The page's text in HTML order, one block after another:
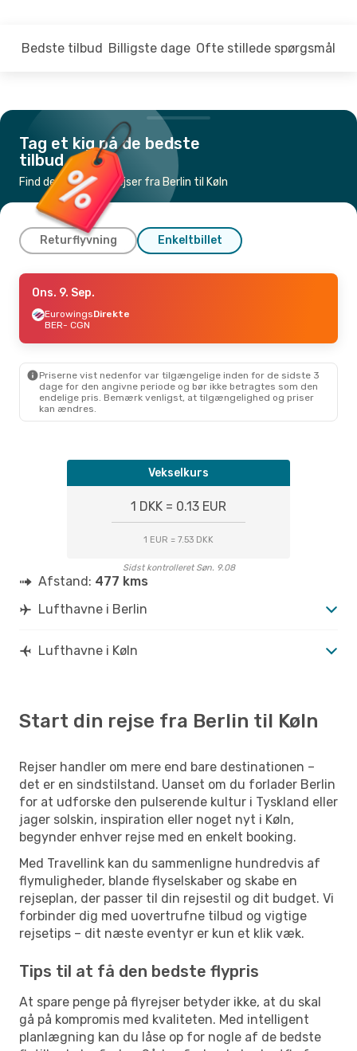
Bedste tilbud Billigste dage Ofte stillede spørgsmål
Tag et kig på de bedste
tilbud
Find de billigste flyrejser fra Berlin til Køln
Returflyvning Enkeltbillet
Lør. 12. Sep.
EurowingsDirekte
BER- CGN
CGN- BER
Fre. 28. Aug.- Man. 31. Aug.
Eurowings
- Lør. 26. Sep.
Direkte
Ons. 9. Sep.
EurowingsDirekte
BER- CGN
Priserne vist nedenfor var tilgængelige inden for de sidste 3
dage for den angivne periode og bør ikke betragtes som den
endelige pris. Bemærk venligst, at tilgængelighed og priser
kan ændres.
Vekselkurs
1 DKK = 0.13 EUR
1 EUR = 7.53 DKK
Sidst kontrolleret Søn. 9.08
Afstand: 477 kms
Lufthavne i Berlin
Lufthavne i Køln
Start din rejse fra Berlin til Køln
Rejser handler om mere end bare destinationen –
det er en sindstilstand. Uanset om du forlader Berlin
for at udforske den pulserende kultur i Tyskland eller
jager solskin, inspiration eller noget nyt i Køln,
begynder enhver rejse med en enkelt booking.
Med Travellink kan du sammenligne hundredvis af
flymuligheder, blande flyselskaber og skabe en
rejseplan, der passer til din rejsestil og dit budget. Vi
forbinder dig med uovertrufne tilbud og vigtige
rejsetips – dit næste eventyr er kun et klik væk.
Tips til at få den bedste flypris
At spare penge på flyrejser betyder ikke, at du skal
gå på kompromis med kvaliteten. Med intelligent
planlægning kan du låse op for nogle af de bedste